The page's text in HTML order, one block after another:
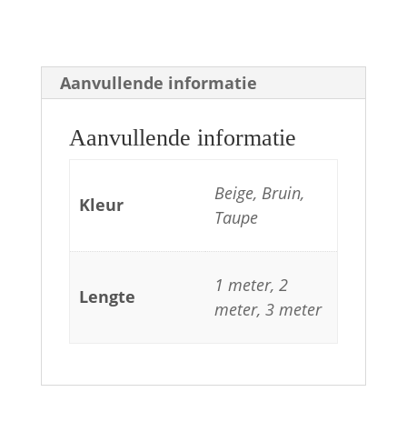
Aanvullende informatie
Aanvullende informatie
Kleur
Beige, Bruin,
Taupe
Lengte
1 meter, 2
meter, 3 meter